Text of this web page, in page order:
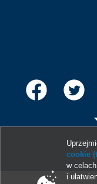
©
cookie
w
i